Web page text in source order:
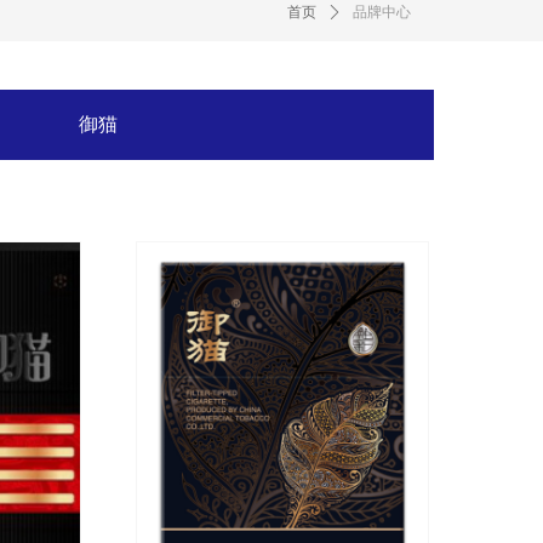
御猫
首页 ꄲ 品牌中心